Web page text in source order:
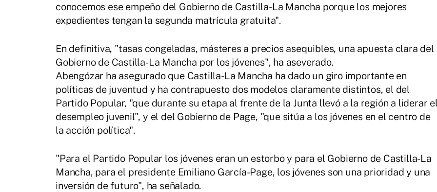
conocemos ese empeño del Gobierno de Castilla-La Mancha porque los mejores
expedientes tengan la segunda matrícula gratuita".
En definitiva, "tasas congeladas, másteres a precios asequibles, una apuesta clara del
Gobierno de Castilla-La Mancha por los jóvenes", ha aseverado.
Abengózar ha asegurado que Castilla-La Mancha ha dado un giro importante en
políticas de juventud y ha contrapuesto dos modelos claramente distintos, el del
Partido Popular, "que durante su etapa al frente de la Junta llevó a la región a liderar
desempleo juvenil", y el del Gobierno de Page, "que sitúa a los jóvenes en el centro de
la acción política".
"Para el Partido Popular los jóvenes eran un estorbo y para el Gobierno de Castilla-La
Mancha, para el presidente Emiliano García-Page, los jóvenes son una prioridad y una
inversión de futuro", ha señalado.